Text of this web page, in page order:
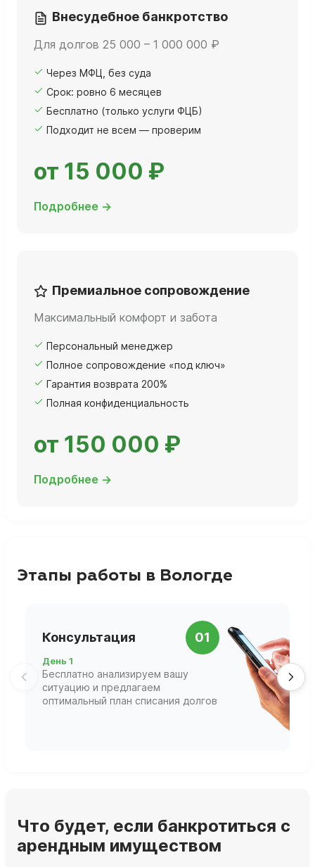
Внесудебное банкротство
Для долгов 25 000 – 1 000 000 ₽
Через МФЦ, без суда
Срок: ровно 6 месяцев
Бесплатно (только услуги ФЦБ)
Подходит не всем — проверим
от 15 000 ₽
Подробнее →
Премиальное сопровождение
Максимальный комфорт и забота
Персональный менеджер
Полное сопровождение «под ключ»
Гарантия возврата 200%
Полная конфиденциальность
от 150 000 ₽
Подробнее →
Этапы работы в Вологде
Консультация 01
День 1
Бесплатно анализируем вашу
ситуацию и предлагаем
оптимальный план списания долгов
Что будет, если банкротиться с
арендным имуществом